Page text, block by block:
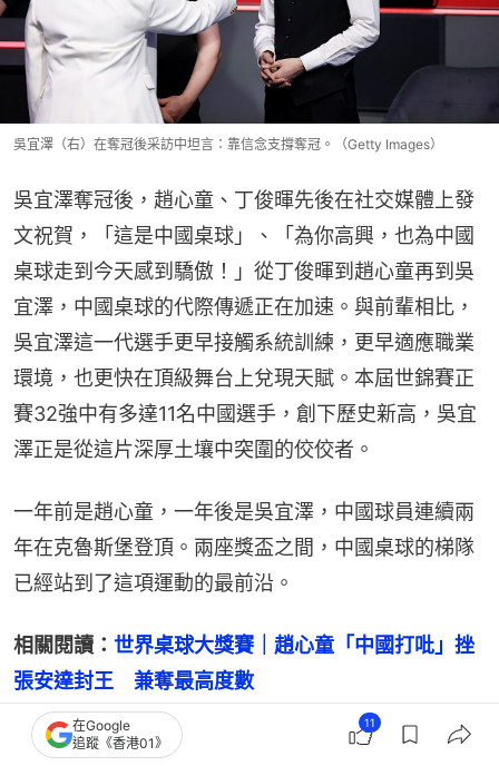
吳宜澤（右）在奪冠後采訪中坦言：靠信念支撐奪冠。（Getty Images）
吳宜澤奪冠後，趙心童、丁俊暉先後在社交媒體上發
文祝賀，「這是中國桌球」、「為你高興，也為中國
桌球走到今天感到驕傲！」從丁俊暉到趙心童再到吳
宜澤，中國桌球的代際傳遞正在加速。與前輩相比，
吳宜澤這一代選手更早接觸系統訓練，更早適應職業
環境，也更快在頂級舞台上兌現天賦。本屆世錦賽正
賽32強中有多達11名中國選手，創下歷史新高，吳宜
澤正是從這片深厚土壤中突圍的佼佼者。
一年前是趙心童，一年後是吳宜澤，中國球員連續兩
年在克魯斯堡登頂。兩座獎盃之間，中國桌球的梯隊
已經站到了這項運動的最前沿。
相關閱讀： 世界桌球大獎賽｜趙心童「中國打吡」挫
張安達封王　兼奪最高度數
在Google
追蹤《香港01》
11